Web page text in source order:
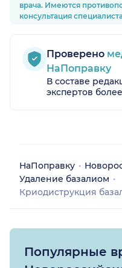
врача. Имеются
консультация
Проверено
НаПоправку
В составе
экспертов
НаПоправку
Удаление базалиом
Криодиструкция
Популярные